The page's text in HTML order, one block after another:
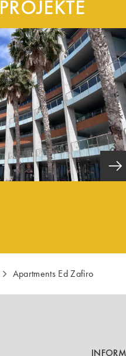
PROJEKTE
Apartments Ed Zafiro